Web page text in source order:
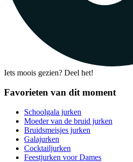
Iets moois gezien? Deel het!
Favorieten van dit moment
Schoolgala jurken
Moeder van de bruid jurken
Bruidsmeisjes jurken
Galajurken
Cocktailjurken
Feestjurken voor Dames